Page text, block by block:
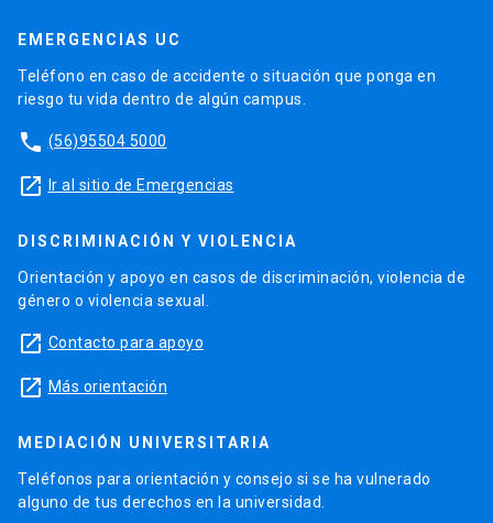
EMERGENCIAS UC
Teléfono en caso de accidente o situación que ponga en
riesgo tu vida dentro de algún campus.
phone (56)95504 5000
launch Ir al sitio de Emergencias
DISCRIMINACIÓN Y VIOLENCIA
Orientación y apoyo en casos de discriminación, violencia de
género o violencia sexual.
launch Contacto para apoyo
launch Más orientación
MEDIACIÓN UNIVERSITARIA
Teléfonos para orientación y consejo si se ha vulnerado
alguno de tus derechos en la universidad.